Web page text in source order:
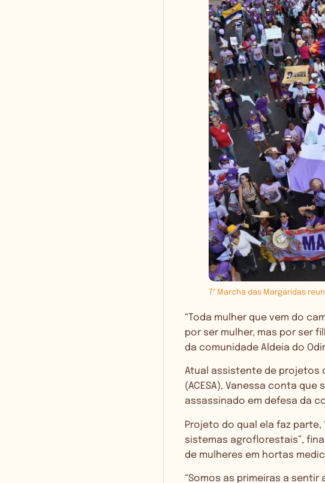
7ª Marcha das Margaridas
“Toda mulher que vem do
por ser mulher, mas por ser
da comunidade Aldeia do
Atual assistente de projetos
(ACESA), Vanessa conta
assassinado em defesa da
Projeto do qual ela faz
sistemas agroflorestais”,
de mulheres em hortas
“Somos as primeiras a